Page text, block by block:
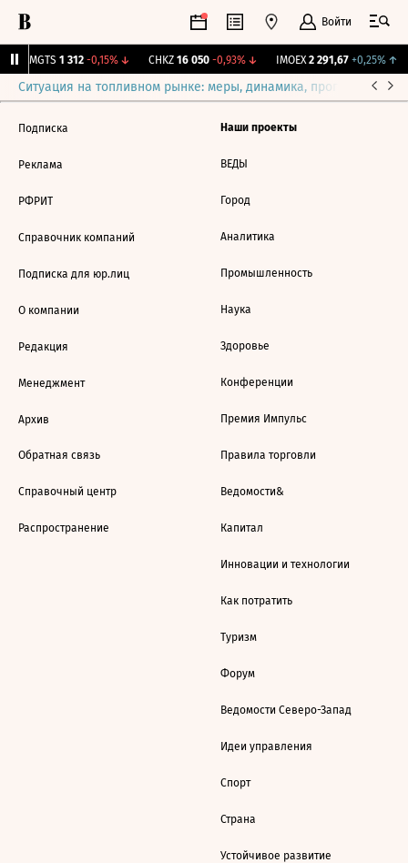
Войти
MGTS 1 312 -0,15%↓ CHKZ 16 050 -0,93%↓ IMOEX 2 291,67 +0,25%↑
Ситуация на топливном рынке: меры, динамика, прогнозы
Подписка
Реклама
РФРИТ
Справочник компаний
Подписка для юр.лиц
О компании
Редакция
Менеджмент
Архив
Обратная связь
Справочный центр
Распространение
Наши проекты
ВЕДЫ
Город
Аналитика
Промышленность
Наука
Здоровье
Конференции
Премия Импульс
Правила торговли
Ведомости&
Капитал
Инновации и технологии
Как потратить
Туризм
Форум
Ведомости Северо-Запад
Идеи управления
Спорт
Страна
Устойчивое развитие